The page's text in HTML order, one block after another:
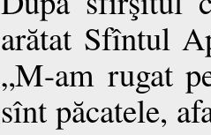
arătat Sfîntul
„M-am rugat
sînt păcatele,